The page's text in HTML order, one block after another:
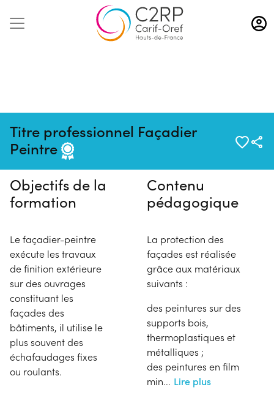
Aller
au
contenu
Titre professionnel Façadier
Peintre
Pas de session programmée en
ce moment
Objectifs de la
formation
Le façadier-peintre
exécute les travaux
de finition extérieure
sur des ouvrages
constituant les
façades des
bâtiments, il utilise le
plus souvent des
échafaudages fixes
ou roulants.
Contenu
pédagogique
La protection des
façades est réalisée
grâce aux matériaux
suivants :
des peintures sur des
supports bois,
thermoplastiques et
métalliques ;
des peintures en film
min... Lire plus